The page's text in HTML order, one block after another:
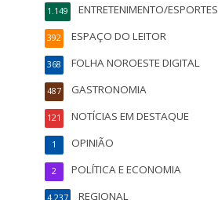
ENTRETENIMENTO/ESPORTES
1.149
ESPAÇO DO LEITOR
392
FOLHA NOROESTE DIGITAL
368
GASTRONOMIA
487
NOTÍCIAS EM DESTAQUE
121
OPINIÃO
1
POLÍTICA E ECONOMIA
2
REGIONAL
4.237